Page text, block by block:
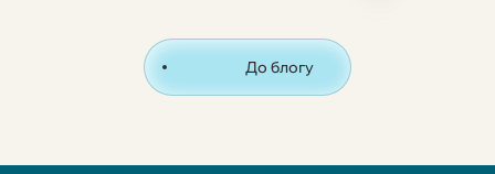
До блогу